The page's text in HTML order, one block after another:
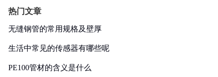
热门文章
无缝钢管的常用规格及壁厚
生活中常见的传感器有哪些呢
PE100管材的含义是什么